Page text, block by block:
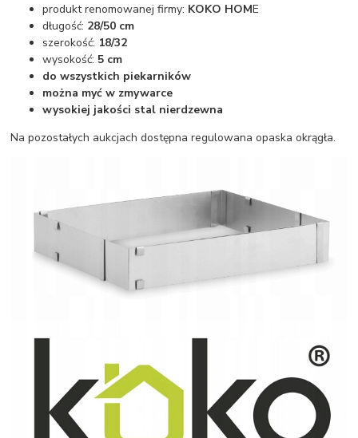
produkt renomowanej firmy: KOKO HOME
długość: 28/50 cm
szerokość: 18/32
wysokość: 5 cm
do wszystkich piekarników
można myć w zmywarce
wysokiej jakości stal nierdzewna
Na pozostałych aukcjach dostępna regulowana opaska okrągła.